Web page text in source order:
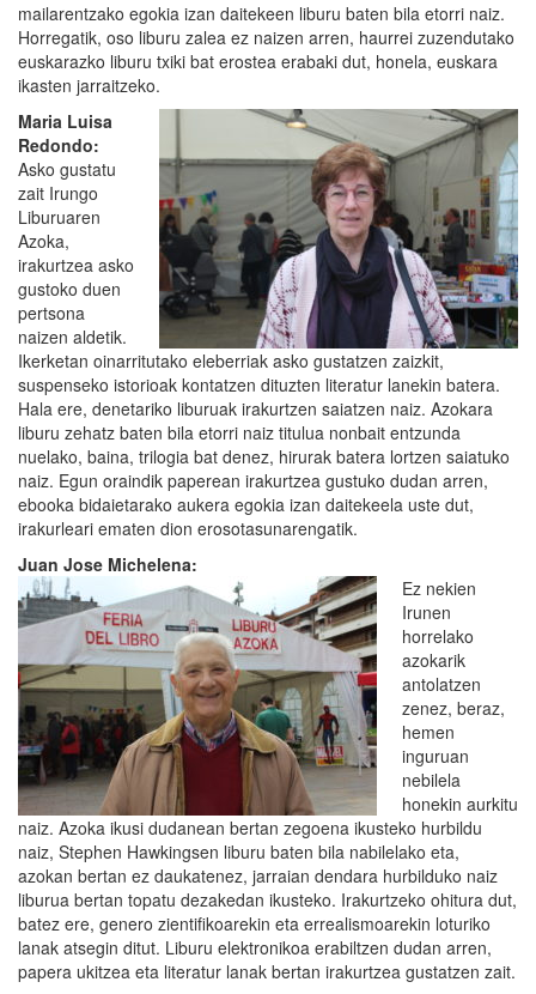
mailarentzako egokia izan daitekeen liburu baten bila etorri naiz.
Horregatik, oso liburu zalea ez naizen arren, haurrei zuzendutako
euskarazko liburu txiki bat erostea erabaki dut, honela, euskara
ikasten jarraitzeko.
Maria Luisa
Redondo:
Asko gustatu
zait Irungo
Liburuaren
Azoka,
irakurtzea asko
gustoko duen
pertsona
naizen aldetik.
Ikerketan oinarritutako eleberriak asko gustatzen zaizkit,
suspenseko istorioak kontatzen dituzten literatur lanekin batera.
Hala ere, denetariko liburuak irakurtzen saiatzen naiz. Azokara
liburu zehatz baten bila etorri naiz titulua nonbait entzunda
nuelako, baina, trilogia bat denez, hirurak batera lortzen saiatuko
naiz. Egun oraindik paperean irakurtzea gustuko dudan arren,
ebooka bidaietarako aukera egokia izan daitekeela uste dut,
irakurleari ematen dion erosotasunarengatik.
Juan Jose Michelena:
Ez nekien
Irunen
horrelako
azokarik
antolatzen
zenez, beraz,
hemen
inguruan
nebilela
honekin aurkitu
naiz. Azoka ikusi dudanean bertan zegoena ikusteko hurbildu
naiz, Stephen Hawkingsen liburu baten bila nabilelako eta,
azokan bertan ez daukatenez, jarraian dendara hurbilduko naiz
liburua bertan topatu dezakedan ikusteko. Irakurtzeko ohitura dut,
batez ere, genero zientifikoarekin eta errealismoarekin loturiko
lanak atsegin ditut. Liburu elektronikoa erabiltzen dudan arren,
papera ukitzea eta literatur lanak bertan irakurtzea gustatzen zait.